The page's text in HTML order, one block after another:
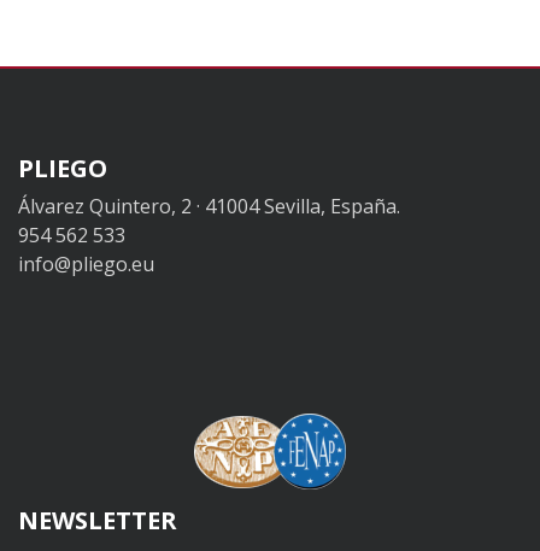
PLIEGO
Álvarez Quintero, 2 · 41004 Sevilla, España.
954 562 533
info@pliego.eu
NEWSLETTER